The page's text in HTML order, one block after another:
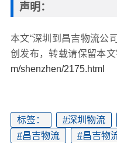
声明：
本文“深圳到昌吉物流公
创发布，转载请保留本文
m/shenzhen/2175.html
标签： #深圳物流
#昌吉物流 #昌吉物